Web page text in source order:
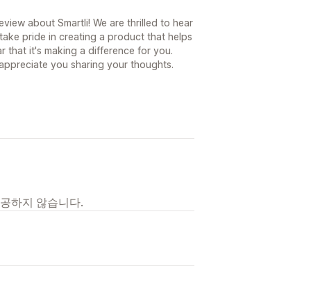
about Smartli! We are thrilled to hear
pride in creating a product that helps
that it's making a difference for you.
you sharing your thoughts.
하지 않습니다.